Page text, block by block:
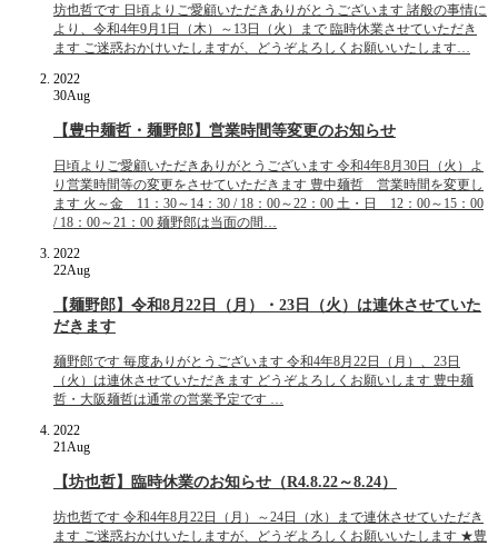
坊也哲です 日頃よりご愛顧いただきありがとうございます 諸般の事情に
より、令和4年9月1日（木）～13日（火）まで 臨時休業させていただき
ます ご迷惑おかけいたしますが、どうぞよろしくお願いいたします…
2022
30Aug
【豊中麺哲・麺野郎】営業時間等変更のお知らせ
日頃よりご愛顧いただきありがとうございます 令和4年8月30日（火）よ
り営業時間等の変更をさせていただきます 豊中麺哲 営業時間を変更し
ます 火～金 11：30～14：30 / 18：00～22：00 土・日 12：00～15：00
/ 18：00～21：00 麺野郎は当面の間…
2022
22Aug
【麺野郎】令和8月22日（月）・23日（火）は連休させていた
だきます
麺野郎です 毎度ありがとうございます 令和4年8月22日（月）、23日
（火）は連休させていただきます どうぞよろしくお願いします 豊中麺
哲・大阪麺哲は通常の営業予定です …
2022
21Aug
【坊也哲】臨時休業のお知らせ（R4.8.22～8.24）
坊也哲です 令和4年8月22日（月）～24日（水）まで連休させていただき
ます ご迷惑おかけいたしますが、どうぞよろしくお願いいたします ★豊